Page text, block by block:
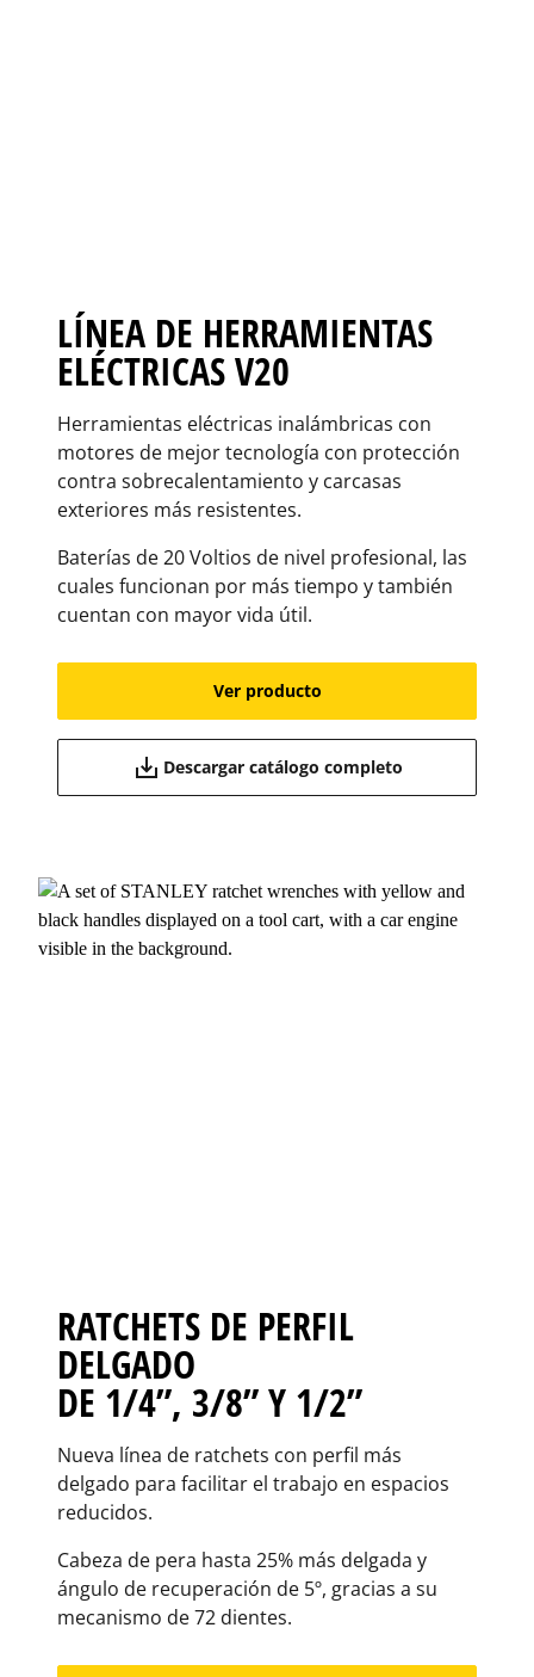
LÍNEA DE HERRAMIENTAS
ELÉCTRICAS V20
Herramientas eléctricas inalámbricas con
motores de mejor tecnología con protección
contra sobrecalentamiento y carcasas
exteriores más resistentes.
Baterías de 20 Voltios de nivel profesional, las
cuales funcionan por más tiempo y también
cuentan con mayor vida útil.
Ver producto
Descargar catálogo completo
RATCHETS DE PERFIL
DELGADO
DE 1/4”, 3/8” Y 1/2”
Nueva línea de ratchets con perfil más
delgado para facilitar el trabajo en espacios
reducidos.
Cabeza de pera hasta 25% más delgada y
ángulo de recuperación de 5º, gracias a su
mecanismo de 72 dientes.